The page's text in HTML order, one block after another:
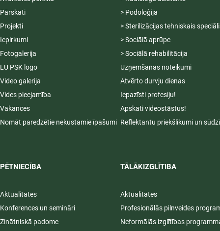
Pārskati
Projekti
Iepirkumi
Fotogalerija
LU PSK logo
Video galerija
Vides pieejamība
Vakances
Nomāt paredzētie nekustamie īpašumi
PĒTNIECĪBA
Aktualitātes
Konferences un semināri
Zinātniskā padome
> Podoloģija
> Sterilizācijas tehniskais
> Sociālā aprūpe
> Sociālā rehabilitācija
Uzņemšanas noteikumi
Atvērto durvju dienas
Iepazīsti profesiju!
Apskati videostāstus!
Reflektantu priekšlikumi un
TĀLĀKIZGLĪTIBA
Aktualitātes
Profesionālās pilnveides
Neformālās izglītības